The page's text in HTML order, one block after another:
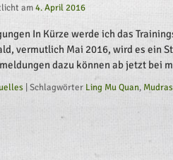
am4. April 2016
In Kürze werde ich das
vermutlich Mai 2016, wird es ein
dazu können ab jetzt bei
Schlagwörter Ling Mu Quan, Mudras